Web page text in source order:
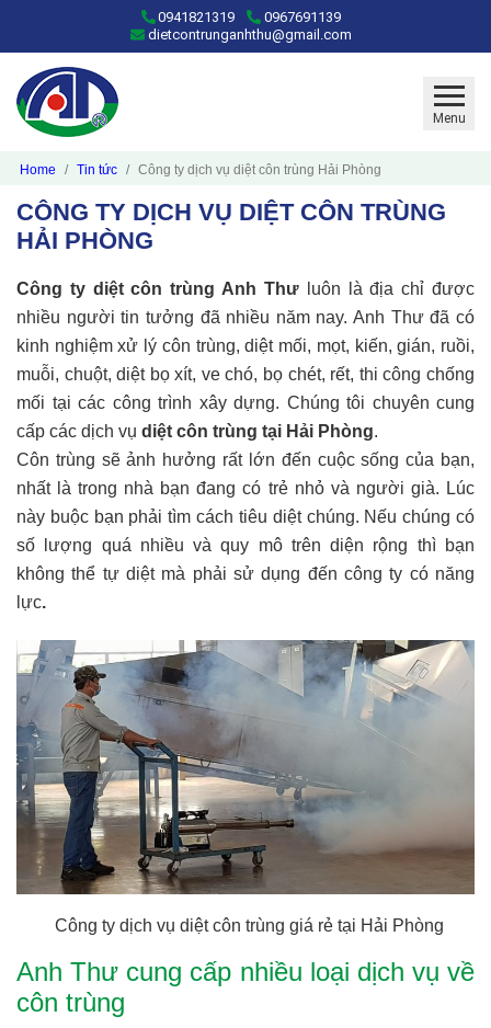
0941821319
0967691139
dietcontrunganhthu@gmail.com
Menu
Home Tin tức Công ty dịch vụ diệt côn trùng Hải Phòng
CÔNG TY DỊCH VỤ DIỆT CÔN TRÙNG
HẢI PHÒNG
Công ty diệt côn trùng Anh Thư
luôn là địa chỉ được
nhiều người tin tưởng đã nhiều năm nay. Anh Thư đã có
kinh nghiệm xử lý côn trùng, diệt mối, mọt, kiến, gián, ruồi,
muỗi, chuột, diệt bọ xít, ve chó, bọ chét, rết, thi công chống
mối tại các công trình xây dựng. Chúng tôi chuyên cung
cấp các dịch vụ diệt côn trùng tại Hải Phòng.
Côn trùng sẽ ảnh hưởng rất lớn đến cuộc sống của bạn,
nhất là trong nhà bạn đang có trẻ nhỏ và người già. Lúc
này buộc bạn phải tìm cách tiêu diệt chúng. Nếu chúng có
số lượng quá nhiều và quy mô trên diện rộng thì bạn
không thể tự diệt mà phải sử dụng đến công ty có năng
lực.
Công ty dịch vụ diệt côn trùng giá rẻ tại Hải Phòng
Anh Thư cung cấp nhiều loại dịch vụ về
côn trùng